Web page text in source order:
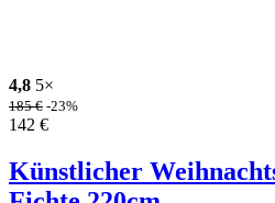
4,8 5×
185€ -23%
142 €
Künstlicher